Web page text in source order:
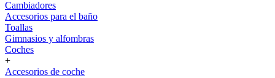
Cambiadores
Accesorios para el baño
Toallas
Gimnasios y alfombras
Coches
+
Accesorios de coche